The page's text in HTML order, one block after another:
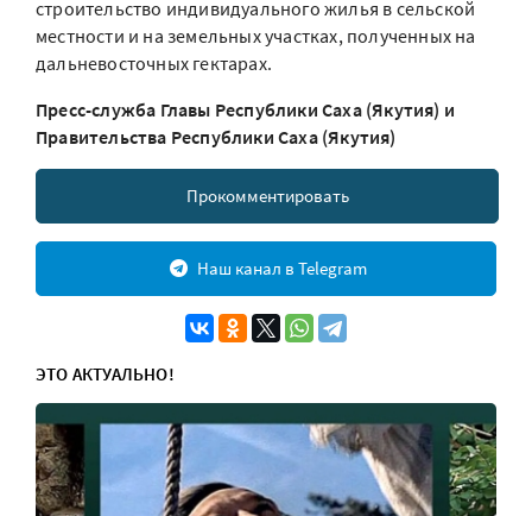
строительство индивидуального жилья в сельской
местности и на земельных участках, полученных на
дальневосточных гектарах.
Пресс-служба Главы Республики Саха (Якутия) и
Правительства Республики Саха (Якутия)
Прокомментировать
Наш канал в Telegram
ЭТО АКТУАЛЬНО!